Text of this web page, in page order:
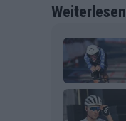
Weiterlesen